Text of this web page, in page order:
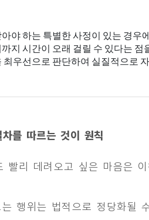
야 하는 특별한 사정이 있는 경우
지 시간이 오래 걸릴 수 있다는
우선으로 판단하여 실질적으로
를 따르는 것이 원칙
빨리 데려오고 싶은 마음은
행위는 법적으로 정당화될